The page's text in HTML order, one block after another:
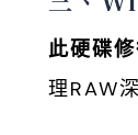
此硬碟
理RAW